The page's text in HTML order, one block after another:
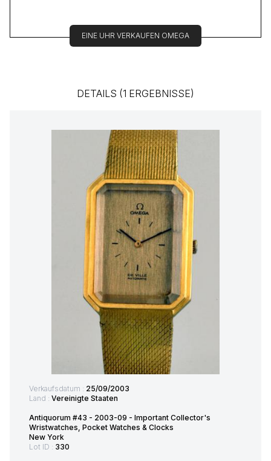
EINE UHR VERKAUFEN OMEGA
DETAILS (1 ERGEBNISSE)
Verkaufsdatum : 25/09/2003
Land : Vereinigte Staaten
Antiquorum #43 - 2003-09 - Important Collector's
Wristwatches, Pocket Watches & Clocks
New York
Lot ID : 330